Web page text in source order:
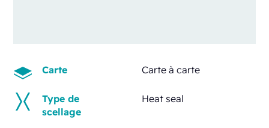
Carte Carte à carte
Type de
scellage
Heat seal